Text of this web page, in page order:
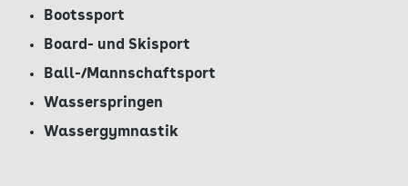
Bootssport
Board- und Skisport
Ball-/Mannschaftsport
Wasserspringen
Wassergymnastik